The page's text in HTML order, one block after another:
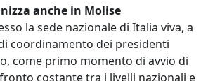
anche in Molise
la sede nazionale di Italia viva, a
coordinamento dei presidenti
come primo momento di avvio di
costante tra i livelli nazionali e